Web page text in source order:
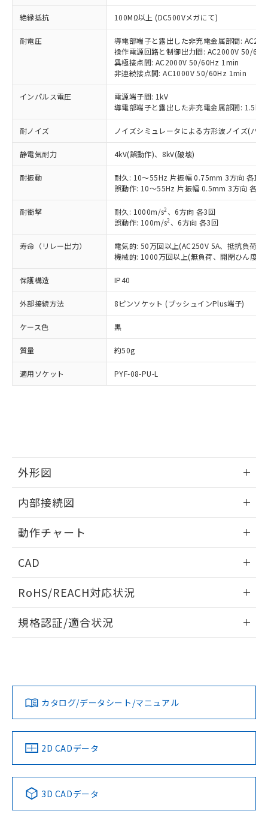
絶縁抵抗 100MΩ以上 (DC500Vメガにて)
耐電圧
導電部端子と露出した非充電金属部間:
操作電源回路と制御出力間: AC2000V 50/
異極接点間: AC2000V 50/60Hz 1min
非連続接点間: AC1000V 50/60Hz 1min
インパルス電圧
電源端子間: 1kV
導電部端子と露出した非充電金属部間: 1.5kV
耐ノイズ ノイズシミュレータによる方形波ノイズ(パ
静電気耐力 4kV(誤動作)、8kV(破壊)
耐振動
耐久: 10～55Hz 片振幅 0.75mm 3方向 各1h
誤動作: 10～55Hz 片振幅 0.5mm 3方向 各
耐衝撃 耐久: 1000m/s2 、6方向 各3回
誤動作: 100m/s2 、6方向 各3回
寿命（リレー出力）
電気的: 50万回以上(AC250V 5A、抵抗負荷
機械的: 1000万回以上(無負荷、開閉ひん度
保護構造 IP40
外部接続方法 8ピンソケット (プッシュインPlus端子)
ケース色 黒
質量 約50g
適用ソケット PYF-08-PU-L
外形図
外形図
内部接続図
内部接続図
動作チャート
動作チャート
CAD
ドすることができます。
ログイン/会員登録
ダウンロードデータをご利用いただく前に、以下を必ずお読
みください。
ソフトウェアの使用条件
RoHS/REACH対応状況
EU RoHS 注意事項・凡例
対応済み
中国 RoHS 注意事項・凡例
Pb Hg Cd Cr(VI)
規格認証/適合状況
LR型式承認
（イギリス
船舶規格）
DNV型式承認
（ノルウェー
BV型式承認
（フランス
KR型式
（韓国
Yes No No No
この製品の規格認証/適合状況ページへ
カタログ/データシート/マニュアル
2D CADデータ
3D CADデータ
ご利用条件
以下の条件をお読みいただき、同意のうえ
ご利用ください。
本サービスは、当社制御機器事業取扱
商品の当社在庫状況および標準価格
(税抜)を提供させていただくもので
本サービスの対象外となる商品もある
ことをご了承ください。
在庫状況および標準価格照会結果は、
記載している更新日時点での社内デー
タに基づき作成されるものであり、閲
覧された時点での実際の在庫および標
準価格とは異なる場合があることをご
了承ください。
正式な納期状況および標準価格はお客
様のお取引先、またはお客様担当のオ
ムロン制御機器販売店・当社販売員に
ご相談ください。
オムロン制御機器販売店や当社販売拠
販売ネットワーク
」をご確認
在庫状況および標準価格結果を当社の
事前の承諾なく第三者に漏洩または開
示しないようお願いします。
マイパーツ機能（部品リスト作成サー
をご了承ください。
※当社の共同利用者とは、
の共同利用に関して"
の「1.共同利
用者の範囲」に記載されている法人を
対応予定：EU RoHS指令（10物質）の非含
有に対応した製品に切り替える予定のある
対応予定なし：EU RoHS指令（10物質）の
非含有に非対応の商品で、対応品を出す予
定はありません。
調査・確認中：EU RoHS指令（10物質）の
非含有の対応状況を調査中または確認中の
非該当品：ライセンス料など無形物で、有
害物質有無と関係のない商品です。
仕入先様の事情により、非含有部品として
いたものが、含有品と判明した場合などや
ミウム(Cd) 100ppm以下、
六価クロム(Cr(Ⅵ)) 1000ppm以下、ポリ臭化ビフェニル
(PBDE) 1000ppm以下、フタル酸ビス(2-エチルヘキシ
ル) (DEHP)(別名：DOP) 1000ppm以下、フタル酸ブチ
ルベンジル（BBP） 1000ppm以下、フタル酸ジブチル
（DBP） 1000ppm以下、フタル酸ジイソブチル
(DIBP) 1000ppm以下
但し、RoHS指令で産業用監視および制御機器に対する
適用除外項目は除く。
フタル酸エステル類の４物質については閾値を超える意
※2 対応予定月
部品在庫の切り替え状況などにより、予定
月が前後することがあります。
下記の非含有証明書をダウンロードするこ
とができます。
EU RoHS指令（10物質）の非含有証明書
51物質の非含有証明書（当社基準）
るもので、過去に遡って非含有を証明する
ものではありません。
物質の対応では、対応完了までの期間は出
荷製品に未対応品が混在することから備考
欄に対応日を記載しておりました。
していることから、特段のことがない限
り、2022年1月12日より割愛しておりま
※1 中国RoHS○×表
「○」：最大均質材料含有率が中国RoHSの
基準値以下であることを示します。
「×」：最大均質材料含有率が中国RoHSの
基準値を超えていることを示します。
「－」：未確認です。当社販売部門へお問
い合わせください。
*中国RoHS10物質の基準値 (GB/T26572)：
Pb(鉛) :1000ppm、 Hg(水銀) : 1000ppm、 Cd(カドミウ
Cr(Ⅵ)(六価クロム) : 1000ppm、 PBBs(ポリ臭化ビフェ
ニル類) : 1000ppm、 PBDEs(ポリ臭化ジフェニルエーテ
ル類) : 1000ppm、
DBP(フタル酸ジブチル) : 1000ppm、 DIBP(フタル酸ジ
イソブチル) : 1000ppm、 BBP(フタル酸ブチルベンジ
ル) : 1000ppm、
※2 環境保護使用期限
「ｅ」：有害物質（10物質）のすべてが基
準値以下であることを示します。
「10」：通常の使用状況下において有害物
質が外部に漏えいし、環境に深刻な影響を
当社は、これら貴社製品のうち、外国
為替および外国貿易法に定める商品
（以下｢規制貨物等」という）を輸出
または国外への提供する場合は、日本
国政府の輸出許可(または役務取引許
可)を取得するなどの必要な手続きを
とります。
当社は規制貨物を破棄する場合は、完
全に破砕するなど、違法に輸出されな
当社は貴社製品を、核兵器、ミサイ
ル、化学兵器、生物兵器またはその他
武器並びにこれらの製造装置等に一切
使用いたしません。
当社は、貴社製品を第三者に販売する
場合は、上記1、2および3の内容を当
該第三者に通知します。また当社は、
販売先および販売に係わる関係者が違
法に輸出するおそれがある場合は、取
○ 一定数以上の在庫あり
一定数には満たないが在庫あり
－
在庫なし(最新の在庫状況につ
いては、お客様のお取引先、ま
たはお客様担当のオムロン制御
機器販売店・当社販売員にご確
認ください)
空
受注生産機種、また在庫状況の